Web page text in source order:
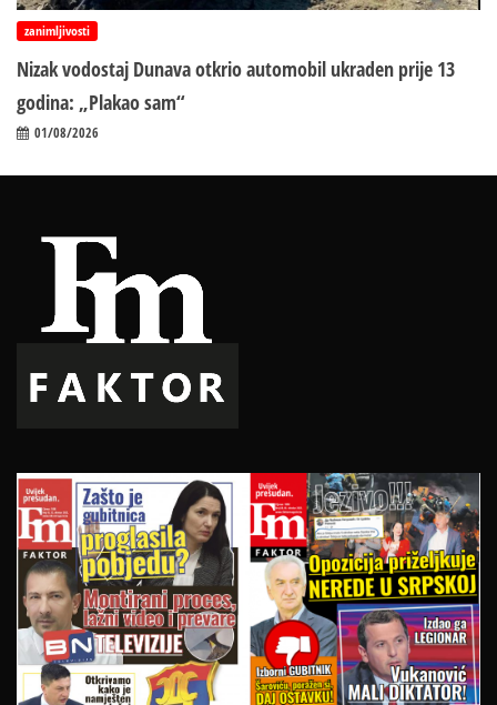
zanimljivosti
Nizak vodostaj Dunava otkrio automobil ukraden prije 13
godina: „Plakao sam“
01/08/2026